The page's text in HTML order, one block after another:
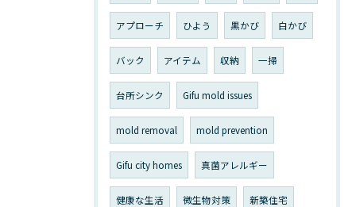
アプローチ ひよう 黒かび 白かび
バック アイテム 収納 一掃
台所シンク Gifu mold issues
mold removal mold prevention
Gifu city homes 真菌アレルギー
健康な生活 微生物対策 新築住宅